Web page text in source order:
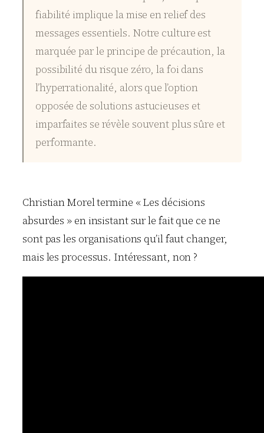
fiabilité implique la mise en relief des
messages essentiels. Notre culture est
marquée par le principe de précaution, la
possibilité du risque zéro, la foi dans
l’hyperrationalité, alors que l’option
opposée de solutions astucieuses et
imparfaites se révèle souvent plus sûre et
performante.
Christian Morel termine « Les décisions
absurdes » en insistant sur le fait que ce ne
sont pas les organisations qu’il faut changer,
mais les processus. Intéressant, non ?